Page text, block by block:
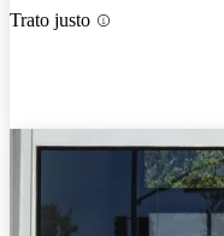
Trato justo